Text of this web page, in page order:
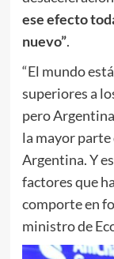
ese efecto
nuevo”.
“El mundo
superiores a
pero
la mayor
Argentina. Y
factores que
comporte en
ministro de